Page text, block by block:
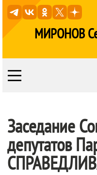
МИРОНОВ
Заседание
депутатов